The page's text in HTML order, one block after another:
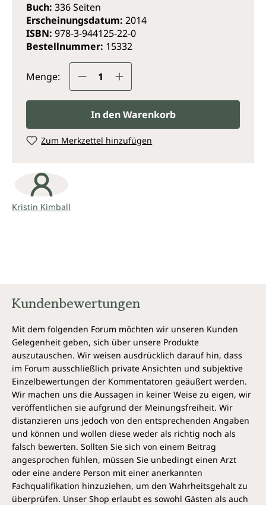
selbst verwandelt.“ Kristin Kimball stolperte in ein
Leben, in dem sie Clutch und High Heels für
Mistgabel und Gummistiefel eintauschte. Statt bis
vier Uhr morgens in Bars zu sitzen, klingelt um diese
Zeit der Wecker und es ist Zeit für Stall- und
Hofarbeit. Auf der Essex Farm entdeckt sie die
Freuden anstrengender körperlicher Arbeit. Sie lernt,
dass gutes Essen die Grundlage für ein gutes Leben
ist und verliebt sich hoffnungslos. In ihrem neuen
Leben findet sie mit Hingabe zu der Bestimmung,
nach der sie sich gesehnt hatte. Bei einem Mann, in
Heute kommen das ganze Jahr über jeden Freitag­
abend über hundert Kunden zur Essex Farm, um ihre
Wochenration an gesunden Nahrungsmitteln
Abenteuer, das den Leser von der ersten bis zur
letzten Seite in seinen Bann zieht.
Meinungen zu Das dreckige Leben
"Das dreckige Leben ist eine faszinierende Geschichte von
einer der interessantesten Farmen dieses Landes. Wenn
Sie den Geist hinter der alten und zugleich neuen
Bewegung zu regionalen Lebensmitteln verstehen wollen,
ist dies das richtige Buch für Sie. Es zeigt uns, was die
Zukunft als nächstes bringen wird, eine Generation, die
etwas wirklich großartiges bewirken will."
Bill Mc Kibben, Autor von „Earth: Making a Life on a
Tough New Planet“
„Das dreckige Leben“ ist kein Fachbuch, sondern
Buch: 336 Seiten
Erscheinungsdatum: 2014
ISBN: 978-3-944125-22-0
Bestellnummer: 15332
Menge: Produkt Anzahl: Gib den
In den Warenkorb
Zum Merkzettel hinzufügen
Kristin Kimball
Kundenbewertungen
Mit dem folgenden Forum möchten wir unseren Kunden
Gelegenheit geben, sich über unsere Produkte
auszutauschen. Wir weisen ausdrücklich darauf hin, dass
im Forum ausschließlich private Ansichten und subjektive
Einzelbewertungen der Kommentatoren geäußert werden.
Wir machen uns die Aussagen in keiner Weise zu eigen, wir
veröffentlichen sie aufgrund der Meinungsfreiheit. Wir
distanzieren uns jedoch von den entsprechenden Angaben
und können und wollen diese weder als richtig noch als
falsch bewerten. Sollten Sie sich von einem Beitrag
angesprochen fühlen, müssen Sie unbedingt einen Arzt
oder eine andere Person mit einer anerkannten
Fachqualifikation hinzuziehen, um den Wahrheitsgehalt zu
überprüfen. Unser Shop erlaubt es sowohl Gästen als auch